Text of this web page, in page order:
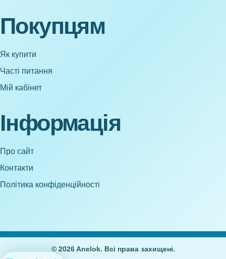
Покупцям
Як купити
Часті питання
Мій кабінет
Інформація
Про сайт
Контакти
Політика конфіденційності
© 2026 Anelok. Всі права захищені.